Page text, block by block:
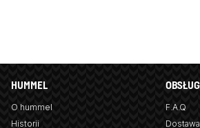
HUMMEL
O hummel
Historii
F.A.Q
Dostawa